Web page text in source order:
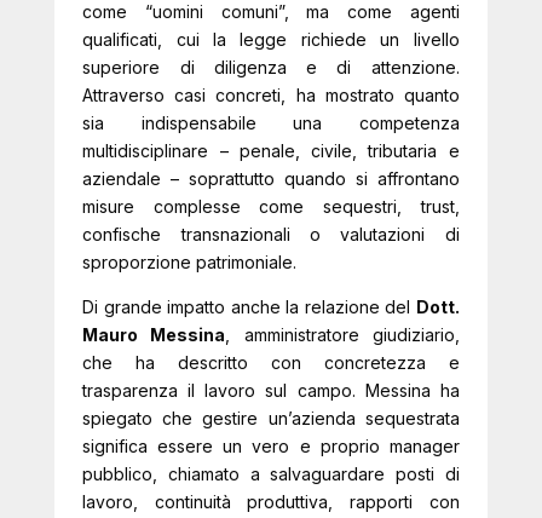
come “uomini comuni”, ma come agenti
qualificati, cui la legge richiede un livello
superiore di diligenza e di attenzione.
Attraverso casi concreti, ha mostrato quanto
sia indispensabile una competenza
multidisciplinare – penale, civile, tributaria e
aziendale – soprattutto quando si affrontano
misure complesse come sequestri, trust,
confische transnazionali o valutazioni di
sproporzione patrimoniale.
Di grande impatto anche la relazione del Dott.
Mauro Messina , amministratore giudiziario,
che ha descritto con concretezza e
trasparenza il lavoro sul campo. Messina ha
spiegato che gestire un’azienda sequestrata
significa essere un vero e proprio manager
pubblico, chiamato a salvaguardare posti di
lavoro, continuità produttiva, rapporti con